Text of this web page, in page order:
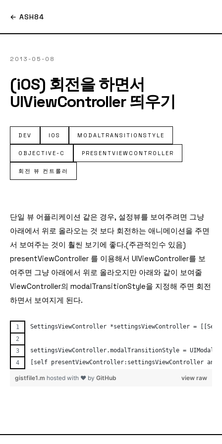
← ASH84
2013-05-08
(iOS) 회전을 하면서
UIViewController 띄우기
DEV IOS MODALTRANSITIONSTYLE
OBJECTIVE-C PRESENTVIEWCONTROLLER
회전 뷰 컨트롤러
단일 뷰 어플리케이션 같은 경우, 설정뷰를 보여주려면 그냥
아래에서 위로 올라오는 것 보다 회전하는 애니메이션을 주면
서 보여주는 것이 훨씬 보기에 좋다.(주관적인수 있음)
presentViewController 를 이용해서 UIViewController를 보
여주면 그냥 아래에서 위로 올라오지만 아래와 같이 보여줄
ViewController의 modalTransitionStyle을 지정해 주면 회전
하면서 보여지게 된다.
SettingsViewController *settingsViewController =
settingsViewController.modalTransitionStyle =
[self presentViewController:settingsViewController
view raw
gistfile1.m hosted with ❤ by GitHub